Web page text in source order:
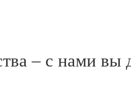
– с нами вы